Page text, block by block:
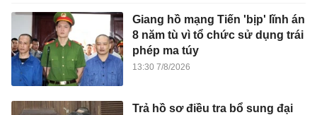
Giang hồ mạng Tiến 'bịp' lĩnh án
8 năm tù vì tổ chức sử dụng trái
phép ma túy
13:30 7/8/2026
Trả hồ sơ điều tra bổ sung đại